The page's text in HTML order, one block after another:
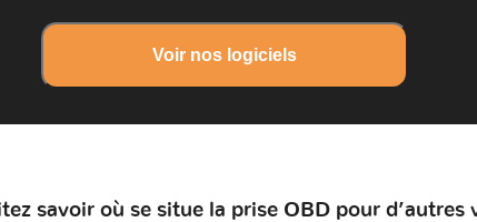
Voir nos logiciels
savoir où se situe la prise OBD pour d’autres